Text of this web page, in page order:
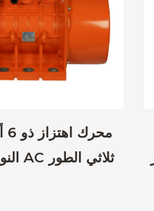
النوع القياسي AC ثلاثي الطور